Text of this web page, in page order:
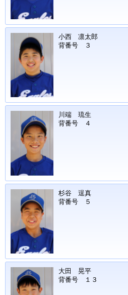
小西 凛太郎
背番号 ３
川端 琉生
背番号 ４
杉谷 逞真
背番号 ５
大田 晃平
背番号 １３